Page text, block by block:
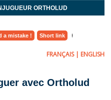
ORTHOLUD
a mistake ! Short link
FRANÇAIS| ENGLISH
avec Ortholud